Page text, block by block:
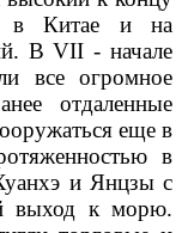
в Китае и на
В VII - начале
все огромное
отдаленные
еще в
в
и Янцзы с
выход к морю.